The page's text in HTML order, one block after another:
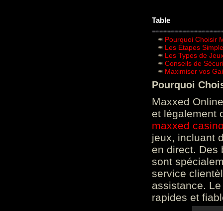
Table
Pourquoi Choisir
Les Étapes
Les Types de
Conseils de
Maximiser vos
Pourquoi
Maxxed
et légalement
maxxed
jeux, incluant
en direct. Des
sont
service
assistance.
rapides et